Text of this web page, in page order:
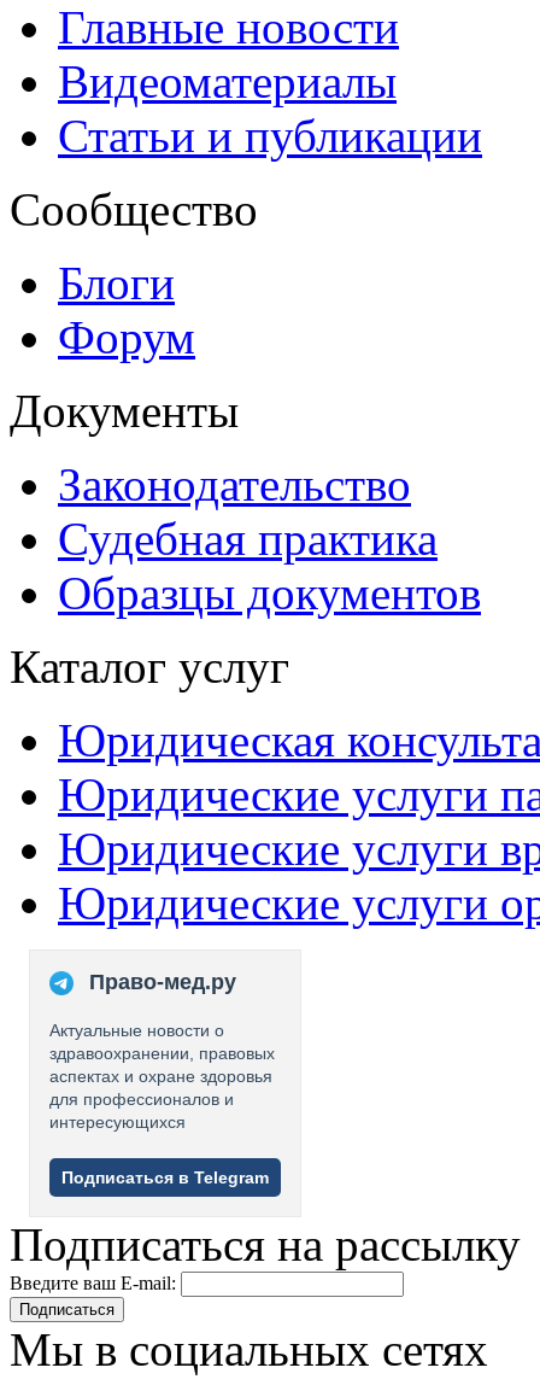
Главные новости
Видеоматериалы
Статьи и публикации
Сообщество
Блоги
Форум
Документы
Законодательство
Судебная практика
Образцы документов
Каталог услуг
Юридическая
Юридические услуги
Юридические услуги
Юридические услуги
Право-мед.ру
Актуальные новости о
здравоохранении, правовых
аспектах и охране здоровья
для профессионалов и
интересующихся
Подписаться в Telegram
Подписаться на рассылку
Введите ваш E-mail:
Подписаться
Мы в социальных сетях